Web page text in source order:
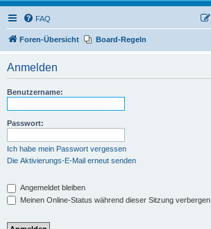
FAQ
Foren-Übersicht Board-Regeln
Anmelden
Benutzername:
Passwort:
Ich habe mein Passwort vergessen
Die Aktivierungs-E-Mail erneut senden
Angemeldet bleiben
Meinen Online-Status während dieser Sitzung verbergen